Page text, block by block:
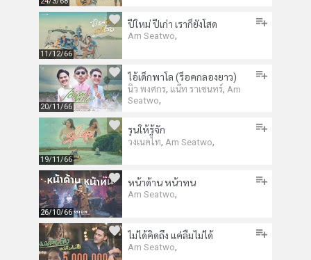
ปีใหม่ ปีเก่า เราก็ยังโสด
Am Seatwo,
11/12/66
ไอ้เด็กพาโล (ร็อคกลองยาว)
นิว พงศกร, แน๊ท ราเชนทร์, Am
Seatwo,
20/11/66
รุนให้รู้จัก
วงเนคไท, Am Seatwo,
19/11/66
หน้าด้าน หน้าทน
Am Seatwo,
26/10/66
ไม่ได้คิดถึง แค่ลืมไม่ได้
Am Seatwo,